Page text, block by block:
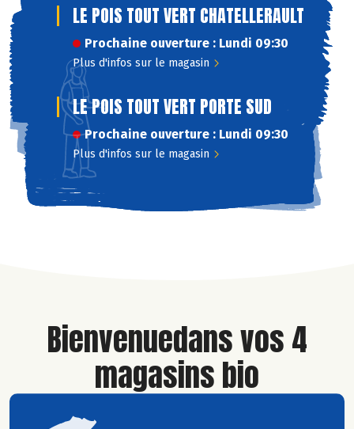
LE POIS TOUT VERT CHATELLERAULT
Prochaine ouverture : Lundi 09:30
Plus d'infos sur le magasin
LE POIS TOUT VERT PORTE SUD
Prochaine ouverture : Lundi 09:30
Plus d'infos sur le magasin
Bienvenuedans vos 4
magasins bio